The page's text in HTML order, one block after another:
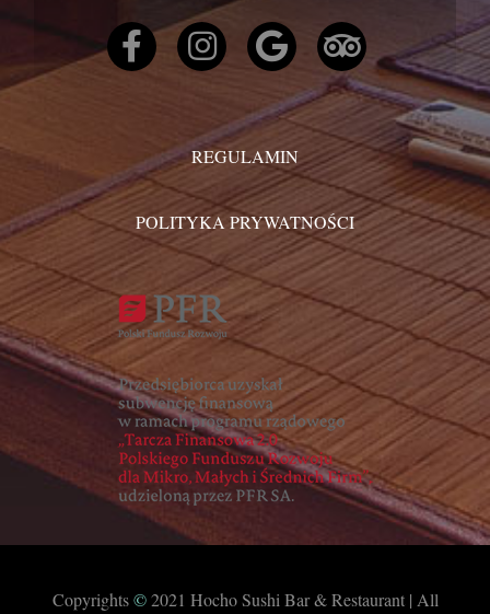
REGULAMIN
POLITYKA PRYWATNOŚCI
Copyrights©2021 Hocho Sushi Bar & Restaurant | All